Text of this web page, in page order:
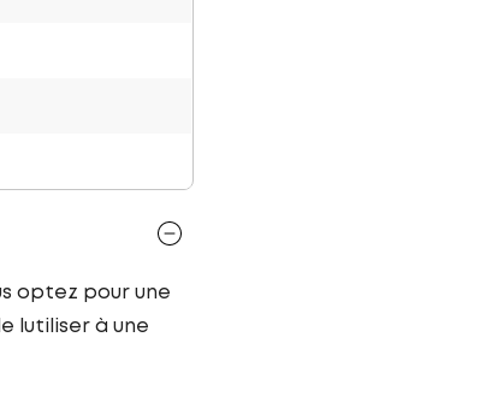
optez pour une
lutiliser à une